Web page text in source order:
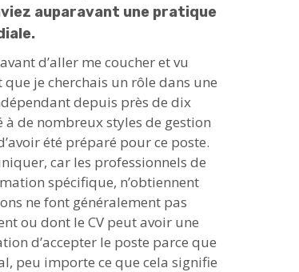
auparavant une pratique
d’aller me coucher et vu
que je cherchais un rôle dans une
depuis près de dix
à de nombreux styles de gestion
été préparé pour ce poste.
car les professionnels de
spécifique, n’obtiennent
ne font généralement pas
ou dont le CV peut avoir une
d’accepter le poste parce que
peu importe ce que cela signifie